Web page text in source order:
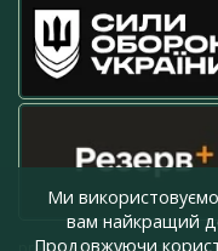
Ми
вам найкращий
Продовжуючи